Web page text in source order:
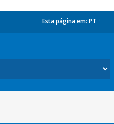
Esta página em: PT